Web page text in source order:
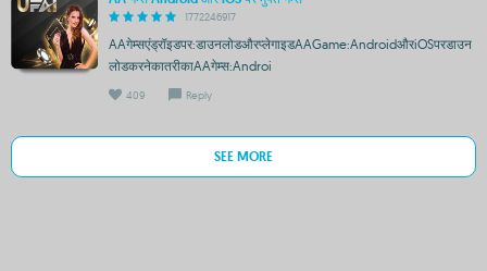
1772246917
AAगेम्सएंड्रॉइडपर:डाउनलोडऔरप्लेगाइडAAGame:AndroidऔरiOSपरडाउन
लोडकरनेकातरीकाAAगेम्स:Androi
409 Reply
SEE MORE